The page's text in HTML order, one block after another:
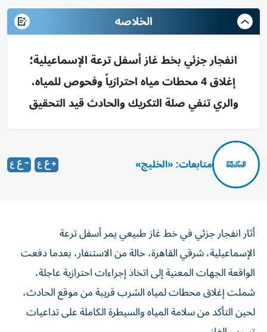
الخلاصه
انفجار جزئي بخط غاز أسفل ترعة الإسماعيلية؛
إغلاق 4 محطات مياه احترازياً وفحوص للمياه،
والري تنفي صلة التكريك والحادث قيد التحقيق
متابعات: «الخليج»
أثار انفجار جزئي في خط غاز طبيعي يمر أسفل ترعة
الإسماعيلية، شرقي القاهرة، حالة من الاستنفار، بعدما دفعت
الواقعة الجهات المعنية إلى اتخاذ إجراءات احترازية عاجلة،
شملت إغلاق محطات لمياه الشرب قريبة من موقع الحادث،
لحين التأكد من سلامة المياه والسيطرة الكاملة على تداعيات
تسرب الغاز.